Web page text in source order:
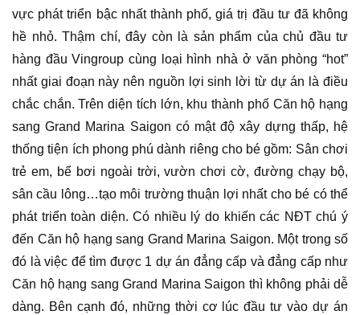
vực phát triển bậc nhất thành phố, giá trị đầu tư đã không
hề nhỏ. Thậm chí, đây còn là sản phẩm của chủ đầu tư
hàng đầu Vingroup cùng loại hình nhà ở văn phòng “hot”
nhất giai đoạn này nên nguồn lợi sinh lời từ dự án là điều
chắc chắn. Trên diện tích lớn, khu thành phố Căn hộ hạng
sang Grand Marina Saigon có mật độ xây dựng thấp, hệ
thống tiện ích phong phú dành riêng cho bé gồm: Sân chơi
trẻ em, bể bơi ngoài trời, vườn chơi cờ, đường chạy bộ,
sân cầu lông…tạo môi trường thuận lợi nhất cho bé có thể
phát triển toàn diện. Có nhiều lý do khiến các NĐT chú ý
đến Căn hộ hạng sang Grand Marina Saigon. Một trong số
đó là việc để tìm được 1 dự án đẳng cấp và đẳng cấp như
Căn hộ hạng sang Grand Marina Saigon thì không phải dễ
dàng. Bên cạnh đó, những thời cơ lúc đầu tư vào dự án